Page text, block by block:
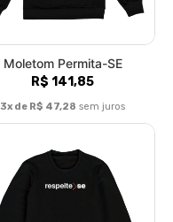
Moletom Permita-SE
R$ 141,85
3x de R$ 47,28 sem juros